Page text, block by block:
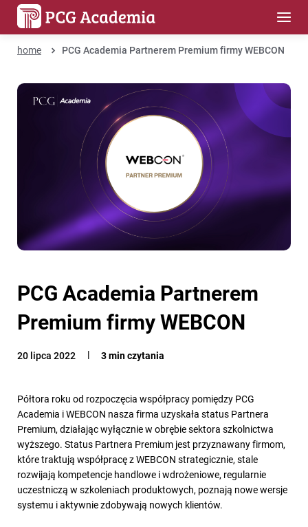
home PCG Academia Partnerem Premium firmy WEBCON
PCG Academia Partnerem
Premium firmy WEBCON
20 lipca 2022 3 min czytania
Półtora roku od rozpoczęcia współpracy pomiędzy PCG
Academia i WEBCON nasza firma uzyskała status Partnera
Premium, działając wyłącznie w obrębie sektora szkolnictwa
wyższego. Status Partnera Premium jest przyznawany firmom,
które traktują współpracę z WEBCON strategicznie, stale
rozwijają kompetencje handlowe i wdrożeniowe, regularnie
uczestniczą w szkoleniach produktowych, poznają nowe wersje
systemu i aktywnie zdobywają nowych klientów.